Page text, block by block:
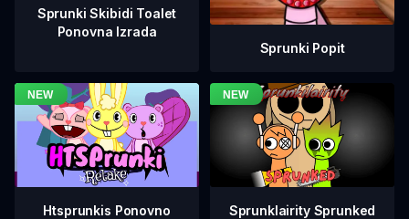
Sprunki Skibidi Toalet
Ponovna Izrada
Sprunki Popit
Htsprunkis Ponovno
Sprunklairity Sprunked